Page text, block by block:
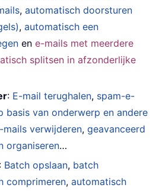
,automatisch doorsturen
,automatisch een
ene-mails met meerdere
splitsen in afzonderlijke
: E-mail terughalen, spam-e-
basis van onderwerp en andere
mails verwijderen,geavanceerd
organiseren…
: Batch opslaan, batch
comprimeren,automatisch